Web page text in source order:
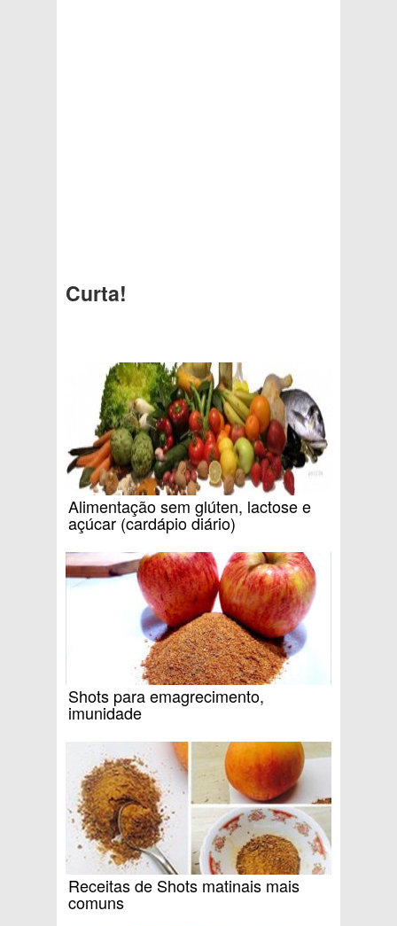
Curta!
Alimentação sem glúten, lactose e
açúcar (cardápio diário)
Shots para emagrecimento,
imunidade
Receitas de Shots matinais mais
comuns